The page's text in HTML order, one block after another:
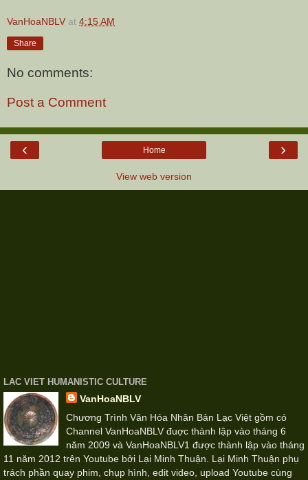
VanHoaNBLV at 4:15 AM
Share
No comments:
Post a Comment
‹ ›
Home
View web version
LAC VIET HUMANISTIC CULTURE
VanHoaNBLV
Chương Trình Văn Hóa Nhân Bản Lạc Việt gồm có
Channel VanHoaNBLV đuợc thành lập vào tháng 6
năm 2009 và VanHoaNBLV1 được thành lập vào tháng
11 năm 2012 trên Youtube bởi Lại Minh Thuận. Lại Minh Thuận phụ
trách phần quay phim, chụp hình, edit video, upload Youtube cùng